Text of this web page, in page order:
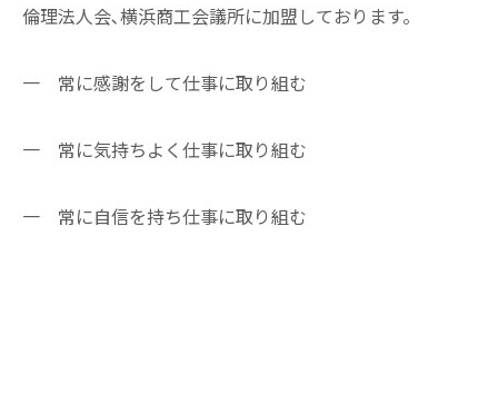
倫理法人会､横浜商工会議所に加盟しております。
一 常に感謝をして仕事に取り組む
一 常に気持ちよく仕事に取り組む
一 常に自信を持ち仕事に取り組む